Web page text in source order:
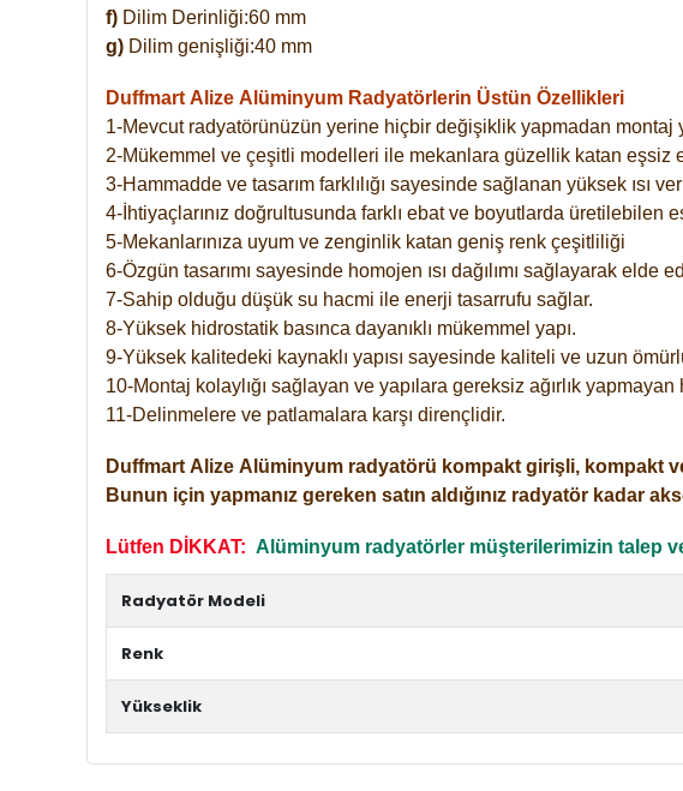
f) Dilim Derinliği:60 mm
g) Dilim genişliği:40 mm
Duffmart Alize Alüminyum Radyatörlerin Üstün Özellikleri
1-Mevcut radyatörünüzün yerine hiçbir değişiklik yapmadan montaj
2-Mükemmel ve çeşitli modelleri ile mekanlara güzellik katan eşsiz
3-Hammadde ve tasarım farklılığı sayesinde sağlanan yüksek ısı
4-İhtiyaçlarınız doğrultusunda farklı ebat ve boyutlarda üretilebilen
5-Mekanlarınıza uyum ve zenginlik katan geniş renk çeşitliliği
6-Özgün tasarımı sayesinde homojen ısı dağılımı sağlayarak elde
7-Sahip olduğu düşük su hacmi ile enerji tasarrufu sağlar.
8-Yüksek hidrostatik basınca dayanıklı mükemmel yapı.
9-Yüksek kalitedeki kaynaklı yapısı sayesinde kaliteli ve uzun
10-Montaj kolaylığı sağlayan ve yapılara gereksiz ağırlık yapmayan
11-Delinmelere ve patlamalara karşı dirençlidir.
Duffmart Alize Alüminyum radyatörü kompakt girişli, kompakt
Bunun için yapmanız gereken satın aldığınız radyatör kadar
Lütfen DİKKAT: Alüminyum radyatörler müşterilerimizin talep
Radyatör Modeli
Renk
Yükseklik